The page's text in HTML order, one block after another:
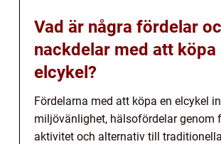
Vad är några fördelar
nackdelar med att köpa
elcykel?
Fördelarna med att köpa en elcykel
miljövänlighet, hälsofördelar genom
aktivitet och alternativ till traditionella